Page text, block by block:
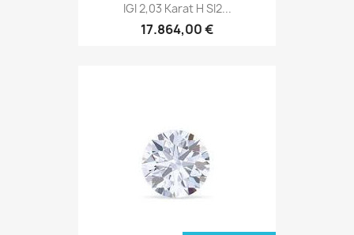
IGI 2,03 Karat H SI2...
17.864,00 €